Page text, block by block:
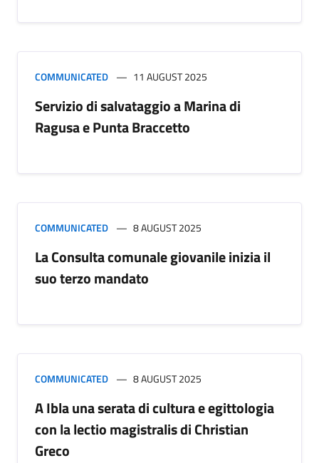
COMMUNICATED 11 AUGUST 2025
Servizio di salvataggio a Marina di
Ragusa e Punta Braccetto
COMMUNICATED 8 AUGUST 2025
La Consulta comunale giovanile inizia il
suo terzo mandato
COMMUNICATED 8 AUGUST 2025
A Ibla una serata di cultura e egittologia
con la lectio magistralis di Christian
Greco